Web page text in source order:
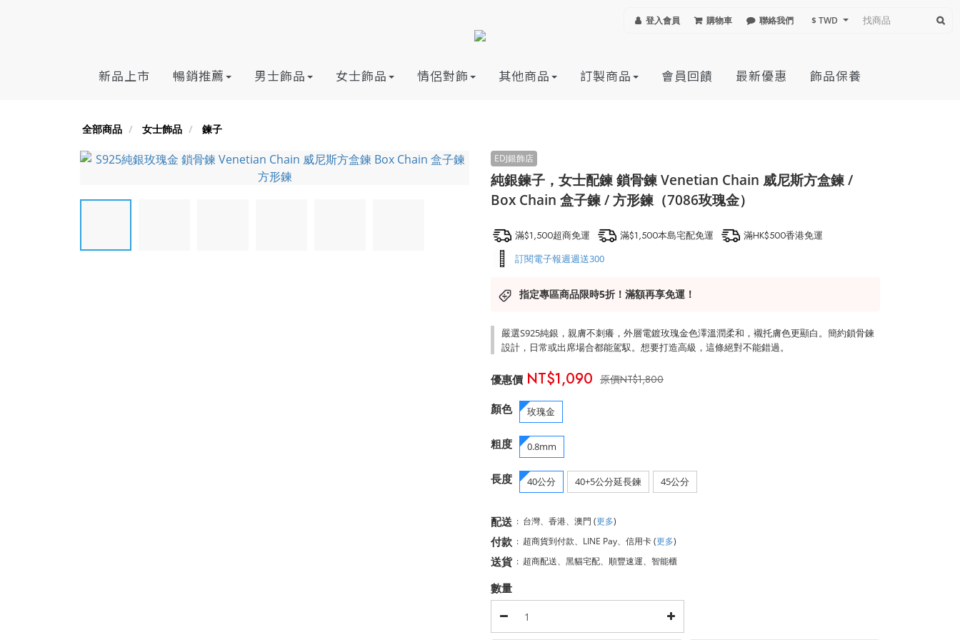
登入會員 購物車 聯絡我們 $ TWD
新品上市 暢銷推薦 男士飾品 女士飾品 情侶對飾 其他商品 訂製商品 會員回饋 最新優惠 飾品保養
全部商品 女士飾品 鍊子
純銀鍊子，女士配鍊 鎖骨鍊 Venetian Chain 威尼斯方盒鍊 /
Box Chain 盒子鍊 / 方形鍊（7086玫瑰金）
滿$1,500超商免運 滿$1,500本島宅配免運 滿HK$500香港免運
訂閱電子報週週送300
指定專區商品限時5折！滿額再享免運！
嚴選S925純銀，親膚不刺癢，外層電鍍玫瑰金色澤溫潤柔和，襯托膚色更顯白。簡約鎖骨鍊
設計，日常或出席場合都能駕馭。想要打造高級，這條絕對不能錯過。
NT$1,800
NT$1,090
顏色 玫瑰金
粗度 0.8mm
長度 40公分 40+5公分延長鍊 45公分
配送 : 台灣、香港、澳門 (更多)
付款 : 超商貨到付款、LINE Pay、信用卡(更多)
送貨 : 超商配送、黑貓宅配、順豐速運、智能櫃
數量